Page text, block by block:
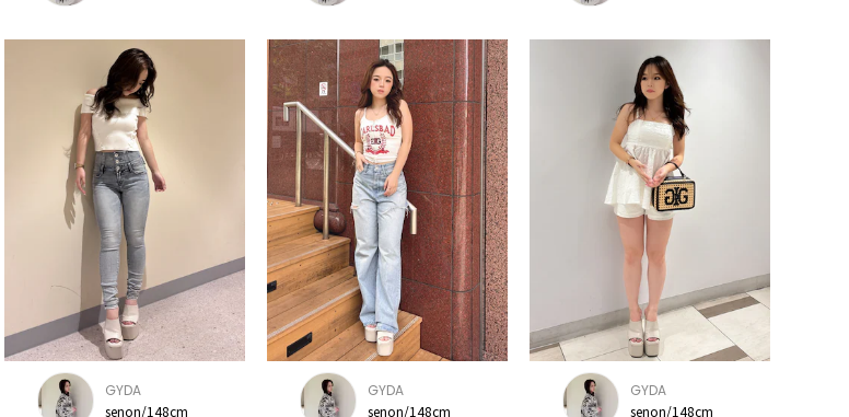
GYDA
senon/148cm
GYDA
senon/148cm
GYDA
senon/148cm